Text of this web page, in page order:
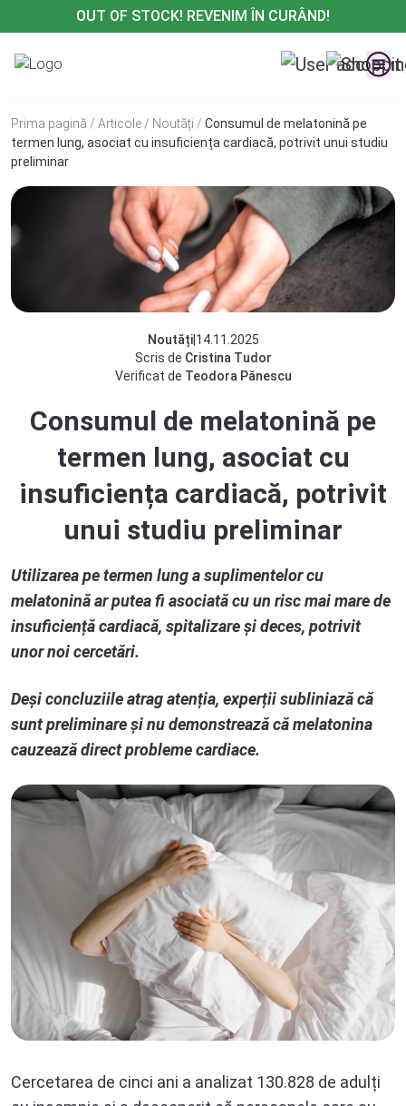
la
conținut
OUT OF STOCK! REVENIM ÎN CURÂND!
Prima pagină / Articole / Noutăți / Consumul de melatonină pe
termen lung, asociat cu insuficiența cardiacă, potrivit unui studiu
preliminar
Noutăți| 14.11.2025
Scris de Cristina Tudor
Verificat de Teodora Pănescu
Consumul de melatonină pe
termen lung, asociat cu
insuficiența cardiacă, potrivit
unui studiu preliminar
Utilizarea pe termen lung a suplimentelor cu
melatonină ar putea fi asociată cu un risc mai mare de
insuficiență cardiacă, spitalizare și deces, potrivit
unor noi cercetări.
Deși concluziile atrag atenția, experții subliniază că
sunt preliminare și nu demonstrează că melatonina
cauzează direct probleme cardiace.
Cercetarea de cinci ani a analizat 130.828 de adulți